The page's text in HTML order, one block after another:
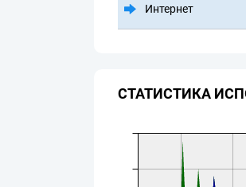
Интернет
СТАТИСТИКА